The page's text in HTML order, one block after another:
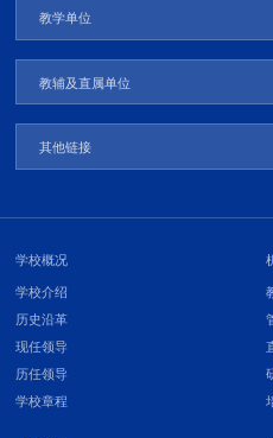
教学单位
教辅及直属单位
其他链接
学校概况
学校介绍
历史沿革
现任领导
历任领导
学校章程